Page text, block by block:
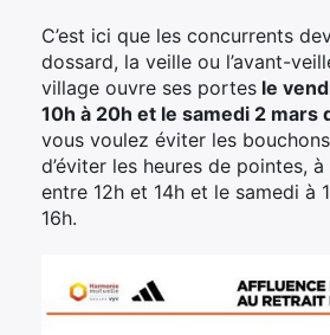
C’est ici que les concurrents
dossard, la veille ou l’avant-
village ouvre ses portes le
10h à 20h et le samedi 2 mars
vous voulez éviter les
d’éviter les heures de pointes,
entre 12h et 14h et le samedi à
16h.